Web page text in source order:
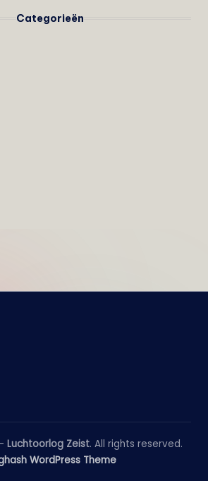
Categorieën
Luchtoorlog Zeist. All rights reserved.
WordPress Theme